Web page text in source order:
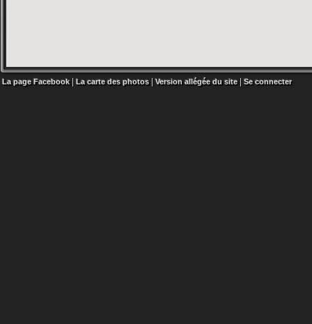
La page Facebook| La carte des photos |Version allégée du site| Se connecter